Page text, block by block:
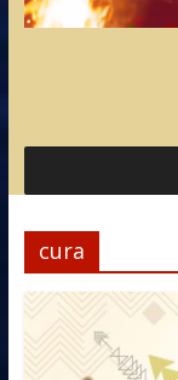
cura